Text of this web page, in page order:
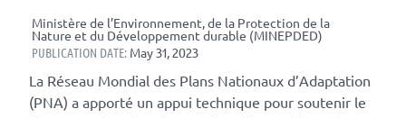
Ministère de l’Environnement, de la Protection de la
Nature et du Développement durable (MINEPDED)
PUBLICATION DATE: May 31, 2023
La Réseau Mondial des Plans Nationaux d’Adaptation
(PNA) a apporté un appui technique pour soutenir le